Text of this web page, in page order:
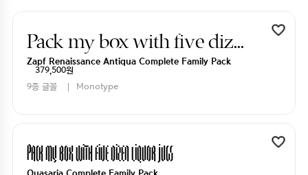
Pack my box with five dizen liquor jugs
Zapf Renaissance Antiqua Complete Family Pack
379,500원
9종 글꼴
Monotype
Pack my box with five dizen liquor jugs